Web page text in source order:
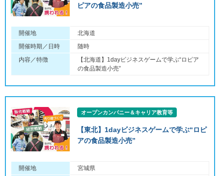
ピアの食品製造小売”
開催地
北海道
開催時期／日時
随時
内容／特徴
【北海道】1dayビジネスゲームで学ぶ“ロピア
の食品製造小売”
オープンカンパニー＆キャリア教育等
【東北】1dayビジネスゲームで学ぶ“ロピ
アの食品製造小売”
開催地
宮城県